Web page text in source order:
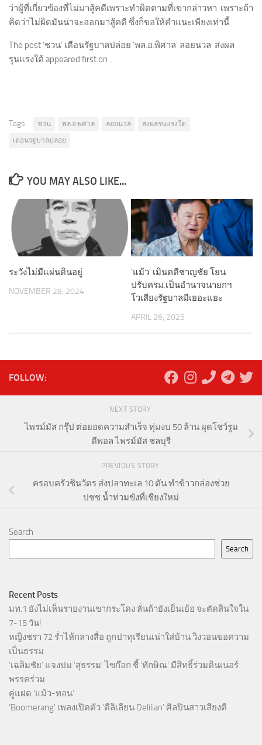
ว่าผู้ที่เกี่ยวข้องที่ไม่มาสู้คดีเพราะทำผิดตามที่เขากล่าวหา เพราะถ้า
คิดว่าไม่ผิดมันน่าจะออกมาสู้คดี ซึ่งก็ขอให้คำแนะเพียงเท่านี้.
The post ‘ชวน’ เตือนรัฐบาลปล่อย ‘พล.อ.พิศาล’ ลอยนวล ส่งผล
รุนแรงใต้ appeared first on .
Tags: ชวน พล.อ.พศาล ลอยนวล
สงผลรนแรงใต
เตอนรฐบาลปลอย
YOU MAY ALSO LIKE...
ระวังไม่มีแผ่นดินอยู่
NOVEMBER 28, 2024
‘แม้ว’ เมินคดีชาญชัย โยน
ปรับครม.เป็นอำนาจนายกฯ
โวเสียงรัฐบาลมีเยอะแยะ
APRIL 26, 2025
FOLLOW:
NEXT STORY
ไพรม์มัส กรุ๊ป ต่อยอดความสำเร็จ ทุ่มงบ 50 ล้าน ผุดโชว์รูม
ดีพอล ไพรม์มัส ชลบุรี
PREVIOUS STORY
ครอบครัวชินวัตร ส่งปลาทะเล 10 ตัน ทำข้าวกล่องช่วย
ปชช.น้ำท่วมขังที่เชียงใหม่
Search
Search
Recent Posts
มท.1 ยังไม่เห็นรายงานเขากระโดง ลั่นถ้ายังเยิ่นเย้อ จะตัดสินใจใน
7-15 วัน!
หญิงชรา 72 ร่ำไห้กลางสื่อ ถูกปาทุเรียนเน่าใส่บ้าน วิงวอนขอความ
เป็นธรรม
‘เฉลิมชัย’ แจงปม ‘สุธรรม’ ไขก๊อก ชี้ ‘ทักษิณ’ มีสิทธิ์ร่วมดินเนอร์
พรรคร่วม
คู่แฝด ‘แม้ว-ทอน’
‘Boomerang’ เพลงเปิดตัว ‘ดีลิเลียน Delilian’ ศิลปินสาวเสียงดี